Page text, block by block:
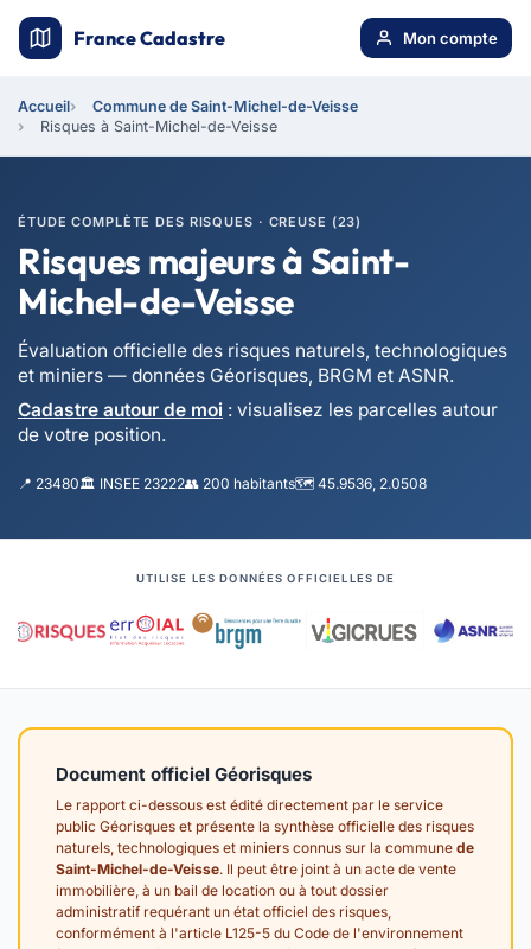
France Cadastre Mon compte
Accueil
Commune de Saint-Michel-de-Veisse
Risques à Saint-Michel-de-Veisse
ÉTUDE COMPLÈTE DES RISQUES · CREUSE (23)
Risques majeurs à Saint-
Michel-de-Veisse
Évaluation officielle des risques naturels, technologiques
et miniers — données Géorisques, BRGM et ASNR.
Cadastre autour de moi : visualisez les parcelles autour
de votre position.
📍 23480🏛️ INSEE 23222👥 200 habitants🗺️ 45.9536, 2.0508
UTILISE LES DONNÉES OFFICIELLES DE
Document officiel Géorisques
Le rapport ci-dessous est édité directement par le service
public Géorisques et présente la synthèse officielle des risques
naturels, technologiques et miniers connus sur la commune de
Saint-Michel-de-Veisse. Il peut être joint à un acte de vente
immobilière, à un bail de location ou à tout dossier
administratif requérant un état officiel des risques,
conformément à l'article L125-5 du Code de l'environnement